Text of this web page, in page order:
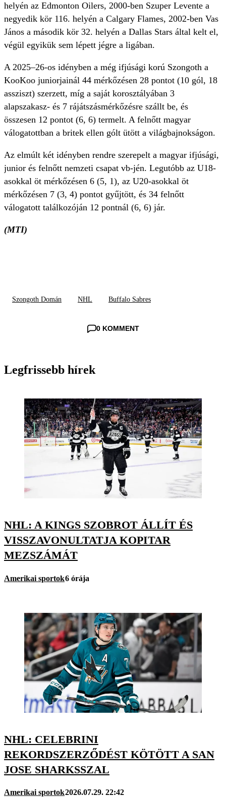
helyén az Edmonton Oilers, 2000-ben Szuper Levente a
negyedik kör 116. helyén a Calgary Flames, 2002-ben Vas
János a második kör 32. helyén a Dallas Stars által kelt el,
végül egyikük sem lépett jégre a ligában.
A 2025–26-os idényben a még ifjúsági korú Szongoth a
KooKoo juniorjainál 44 mérkőzésen 28 pontot (10 gól, 18
assziszt) szerzett, míg a saját korosztályában 3
alapszakasz- és 7 rájátszásmérkőzésre szállt be, és
összesen 12 pontot (6, 6) termelt. A felnőtt magyar
válogatottban a britek ellen gólt ütött a világbajnokságon.
Az elmúlt két idényben rendre szerepelt a magyar ifjúsági,
junior és felnőtt nemzeti csapat vb-jén. Legutóbb az U18-
asokkal öt mérkőzésen 6 (5, 1), az U20-asokkal öt
mérkőzésen 7 (3, 4) pontot gyűjtött, és 34 felnőtt
válogatott találkozóján 12 pontnál (6, 6) jár.
(MTI)
Szongoth Domán NHL Buffalo Sabres
0 KOMMENT
Legfrissebb hírek
NHL: A KINGS SZOBROT ÁLLÍT ÉS
VISSZAVONULTATJA KOPITAR
MEZSZÁMÁT
Amerikai sportok6 órája
NHL: CELEBRINI
REKORDSZERZŐDÉST KÖTÖTT A SAN
JOSE SHARKSSZAL
Amerikai sportok2026.07.29. 22:42